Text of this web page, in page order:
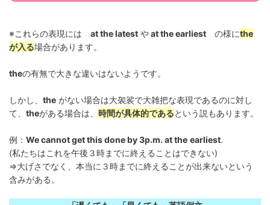
※これらの表現には at the latest やat the earliest の様にthe
が入る場合があります。
theの有無で大きな違いはないようです。
しかし、 the がない場合は大袈裟で大雑把な表現であるのに対し
て、 theがある場合は、 時間が具体的であるという説もあります。
例： We cannot get this done by 3p.m. at the earliest.
(私たちはこれを午後３時までに終えることはできない)
⇒大げさでなく、本当に３時までに終えることが出来ないという
含みがある。